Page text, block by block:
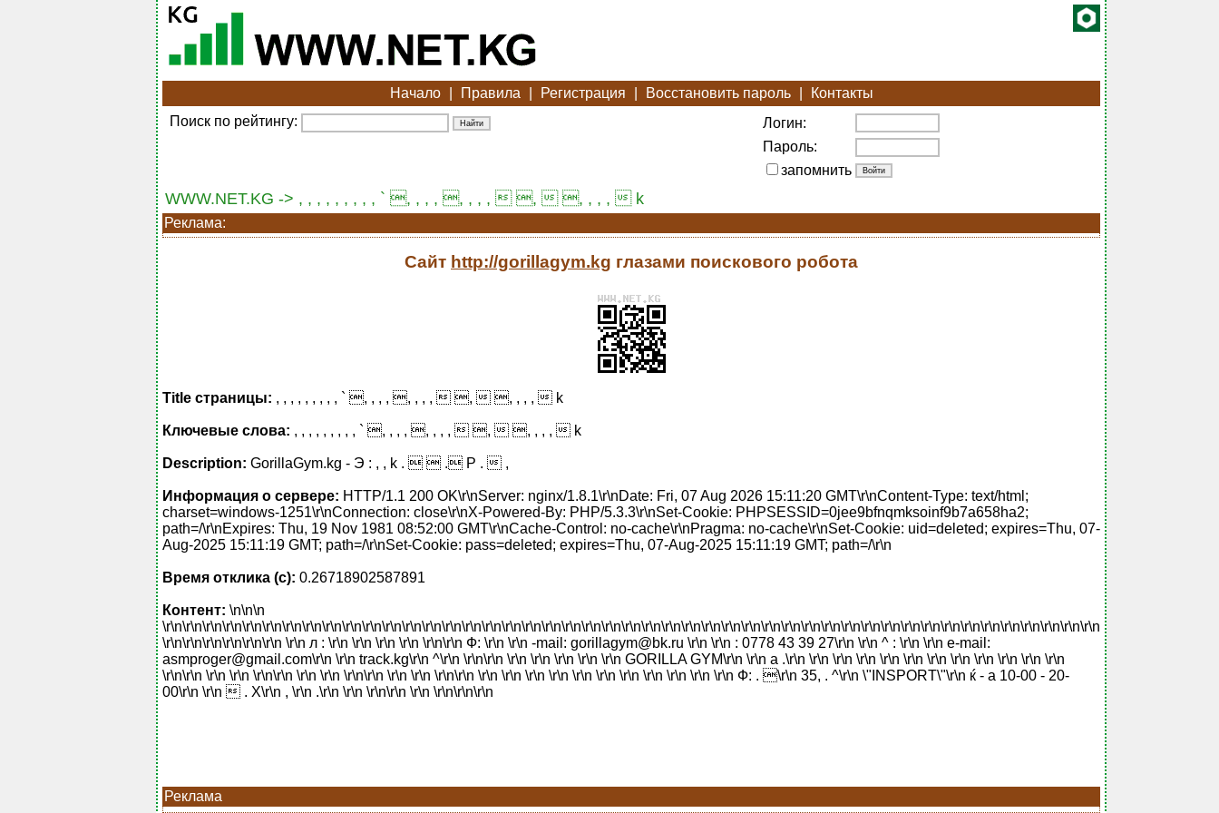
Начало Правила Регистрация Восстановить пароль
Контакты
Поиск по рейтингу:
Логин:
Пароль:
запомнить
WWW.NET.KG -> , , , , , , , , , ` , , , , , , , ,  ,  , , , ,  k
Реклама:
Сайт http://gorillagym.kg глазами поискового робота
Title страницы: , , , , , , , , , ` , , , , , , , ,  ,  , , , ,  k
Ключевые слова: , , , , , , , , , ` , , , , , , , ,  ,  , , , ,  k
Description: GorillaGym.kg - Э : , , k .   . P .  ,
Информация о сервере: HTTP/1.1 200 OK\r\nServer: nginx/1.8.1\r\nDate: Fri, 07 Aug 2026 15:11:20 GMT\r\nContent-Type: text/html;
charset=windows-1251\r\nConnection: close\r\nX-Powered-By: PHP/5.3.3\r\nSet-Cookie: PHPSESSID=0jee9bfnqmksoinf9b7a658ha2;
path=/\r\nExpires: Thu, 19 Nov 1981 08:52:00 GMT\r\nCache-Control: no-cache\r\nPragma: no-cache\r\nSet-Cookie: uid=deleted; expires=Thu, 07-
Aug-2025 15:11:19 GMT; path=/\r\nSet-Cookie: pass=deleted; expires=Thu, 07-Aug-2025 15:11:19 GMT; path=/\r\n
Время отклика (с): 0.26718902587891
Контент: \n\n\n
\r\n\r\n\r\n\r\n\r\n\r\n\r\n\r\n\r\n\r\n\r\n\r\n\r\n\r\n\r\n\r\n\r\n\r\n\r\n\r\n\r\n\r\n\r\n\r\n\r\n\r\n\r\n\r\n\r\n\r\n\r\n\r\n\r\n\r\n\r\n\r\n\r\n\r\n\r\n\r\n\r\n\r\n\r\n\r\n\r\n\r\n\r\n
\r\n\r\n\r\n\r\n\r\n\r\n \r\n л : \r\n \r\n \r\n \r\n \r\n\r\n Ф: \r\n \r\n -mail: gorillagym@bk.ru \r\n \r\n : 0778 43 39 27\r\n \r\n ^ : \r\n \r\n e-mail:
asmproger@gmail.com\r\n \r\n track.kg\r\n ^\r\n \r\n\r\n \r\n \r\n \r\n \r\n \r\n GORILLA GYM\r\n \r\n a .\r\n \r\n \r\n \r\n \r\n \r\n \r\n \r\n \r\n \r\n \r\n \r\n
\r\n\r\n \r\n \r\n \r\n\r\n \r\n \r\n \r\n\r\n \r\n \r\n \r\n\r\n \r\n \r\n \r\n \r\n \r\n \r\n \r\n \r\n \r\n \r\n \r\n Ф: . \r\n 35, . ^\r\n \"INSPORT\"\r\n ќ - a 10-00 - 20-
00\r\n \r\n  . Х\r\n , \r\n .\r\n \r\n \r\n\r\n \r\n \r\n\r\n\r\n
Реклама